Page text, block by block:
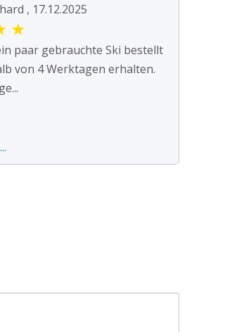
, 17.12.2025
★
paar gebrauchte Ski bestellt
von 4 Werktagen erhalten.